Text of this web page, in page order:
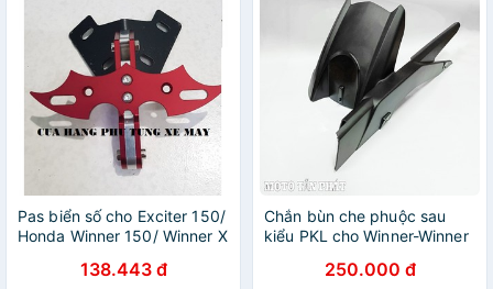
Pas biển số cho Exciter 150/
Honda Winner 150/ Winner X
138.443 đ
Chắn bùn che phuộc sau
kiểu PKL cho Winner-Winner
250.000 đ